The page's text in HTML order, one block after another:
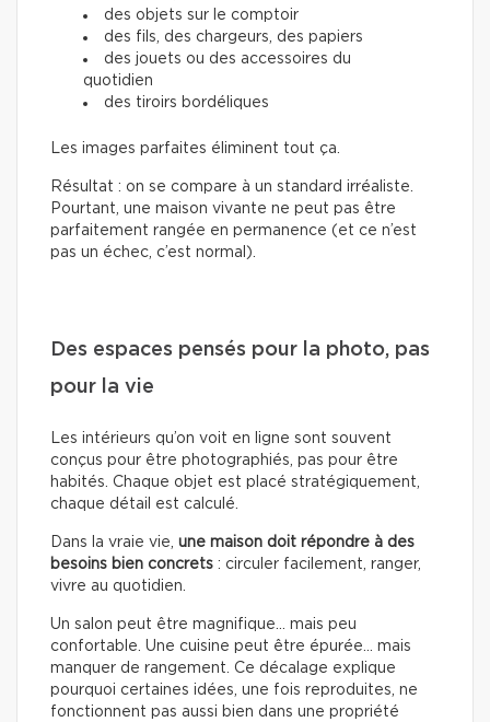
des objets sur le comptoir
des fils, des chargeurs, des papiers
des jouets ou des accessoires du
quotidien
des tiroirs bordéliques
Les images parfaites éliminent tout ça.
Résultat : on se compare à un standard irréaliste.
Pourtant, une maison vivante ne peut pas être
parfaitement rangée en permanence (et ce n’est
pas un échec, c’est normal).
Des espaces pensés pour la photo, pas
pour la vie
Les intérieurs qu’on voit en ligne sont souvent
conçus pour être photographiés, pas pour être
habités. Chaque objet est placé stratégiquement,
chaque détail est calculé.
Dans la vraie vie, une maison doit répondre à des
besoins bien concrets : circuler facilement, ranger,
vivre au quotidien.
Un salon peut être magnifique… mais peu
confortable. Une cuisine peut être épurée… mais
manquer de rangement. Ce décalage explique
pourquoi certaines idées, une fois reproduites, ne
fonctionnent pas aussi bien dans une propriété